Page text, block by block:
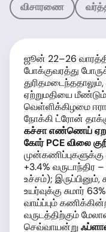
விசாரணை
ஜூன் 22–26
போக்குவரத்து
ஏற்றுமதியை
வெள்ளிக்கிழமை
நோக்கி ட்ரோன்
கச்சா எண்ணெய்
கோர் PCE விலை
முன்கணிப்புகளுக்கு
+3.4% வருடாந்திர
உச்சம்);
உயர்வுக்கு சுமார்
வாய்ப்பும்
வருடத்திற்கும்
செவ்வாயன்று